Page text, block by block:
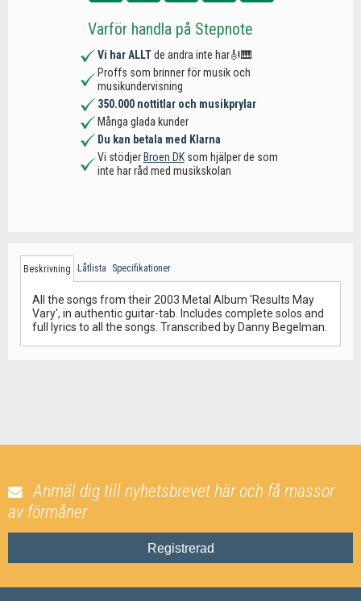
Varför handla på Stepnote
Vi har ALLTde andra inte har🎻🎹
Proffs som brinner för musik och
musikundervisning
350.000 nottitlar och musikprylar
Många glada kunder
Du kan betala med Klarna
Vi stödjer Broen DKsom hjälper de som
inte har råd med musikskolan
Beskrivning Låtlista Specifikationer
All the songs from their 2003 Metal Album 'Results May
Vary', in authentic guitar-tab. Includes complete solos and
full lyrics to all the songs. Transcribed by Danny Begelman.
Anmäl dig till nyhetsbrevet här och få massor
av förmåner
Registrerad